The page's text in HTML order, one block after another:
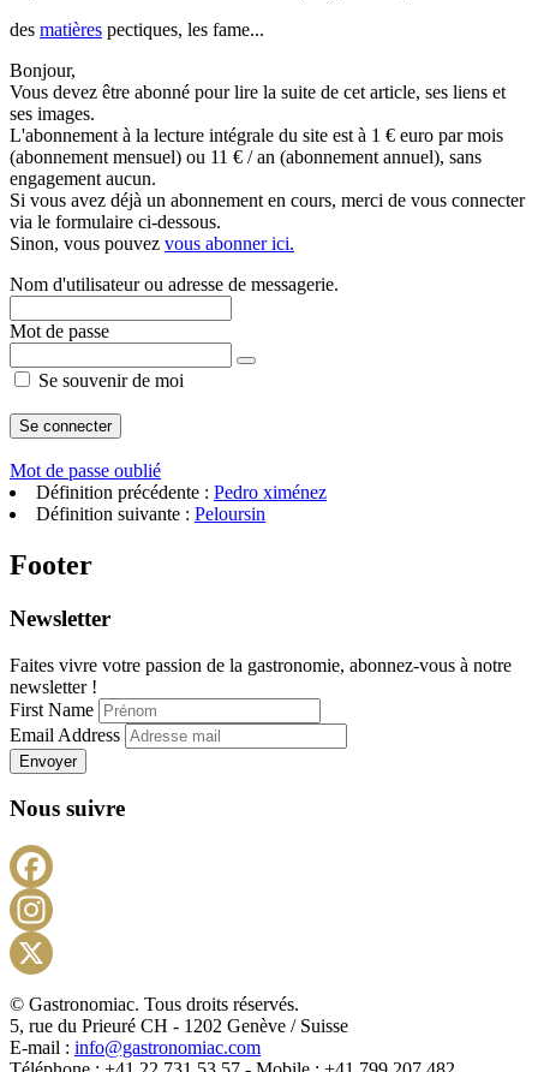
des matières pectiques, les fame...
Bonjour,
Vous devez être abonné pour lire la suite de cet article, ses liens et
ses images.
L'abonnement à la lecture intégrale du site est à 1 € euro par mois
(abonnement mensuel) ou 11 € / an (abonnement annuel), sans
engagement aucun.
Si vous avez déjà un abonnement en cours, merci de vous connecter
via le formulaire ci-dessous.
Sinon, vous pouvez vous abonner ici.
Nom d'utilisateur ou adresse de messagerie.
Mot de passe
Se souvenir de moi
Mot de passe oublié
Définition précédente : Pedro ximénez
Définition suivante : Peloursin
Footer
Newsletter
Faites vivre votre passion de la gastronomie, abonnez-vous à notre
newsletter !
First Name
Email Address
Envoyer
Nous suivre
X
© Gastronomiac. Tous droits réservés.
5, rue du Prieuré CH - 1202 Genève / Suisse
E-mail : info@gastronomiac.com